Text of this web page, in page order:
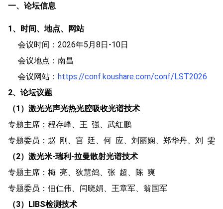
一、论坛信息
1、时间、地点、网站
会议时间：2026年5月8日-10日
会议地点：南昌
会议网站： https://conf.koushare.com/conf/LST2026
2、论坛议题
（1）激光光声光热光腔吸收光谱技术
专题主席：程存峰、王 强、武红鹏
专题委员：赵 刚、宫 廷、何 应、刘丽娴、郑华丹、刘 雯
（2）激光米-瑞利-拉曼散射光谱技术
专题主席：梅 亮、狄慧鸽、张 超、陈 爽
专题委员：佃仁伟、闫晓娟、王章军、翁国军
（3）LIBS检测技术